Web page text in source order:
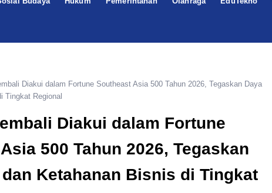
Diakui dalam Fortune Southeast Asia 500 Tahun 2026, Tegaskan Daya
Tingkat Regional
Diakui dalam Fortune
500 Tahun 2026, Tegaskan
Ketahanan Bisnis di Tingkat